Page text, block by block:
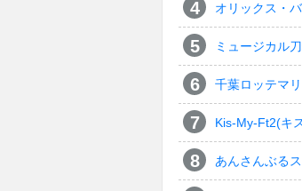
オリックス・
ミュージカル
千葉ロッテマ
Kis-My-Ft2(キ
あんさんぶる